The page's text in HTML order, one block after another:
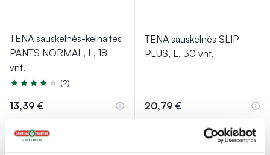
TENA sauskelnės-kelnaitės
PANTS NORMAL, L, 18
vnt.
Įvertinimas 4.0 iš 5
(2)
13,39 €
% PAPILDOMA NUOLAIDA
TENA sauskelnės SLIP
PLUS, L, 30 vnt.
20,79 €
% PAPILDOMA NUOLAIDA